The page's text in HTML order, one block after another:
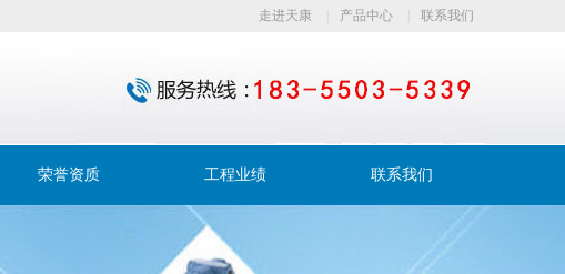
走进天康 产品中心 联系我们
荣誉资质 工程业绩 联系我们